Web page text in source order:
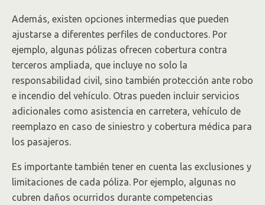
Además, existen opciones intermedias que pueden
ajustarse a diferentes perfiles de conductores. Por
ejemplo, algunas pólizas ofrecen cobertura contra
terceros ampliada, que incluye no solo la
responsabilidad civil, sino también protección ante robo
e incendio del vehículo. Otras pueden incluir servicios
adicionales como asistencia en carretera, vehículo de
reemplazo en caso de siniestro y cobertura médica para
los pasajeros.
Es importante también tener en cuenta las exclusiones y
limitaciones de cada póliza. Por ejemplo, algunas no
cubren daños ocurridos durante competencias